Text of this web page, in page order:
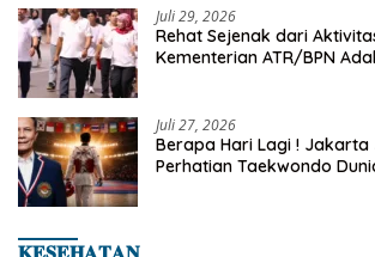
Juli 29, 2026
Rehat Sejenak dari
Kementerian ATR/BPN
Juli 27, 2026
Berapa Hari Lagi ! Jakarta
Perhatian Taekwondo